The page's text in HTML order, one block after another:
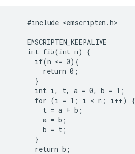
    #include <emscripten.h>
    EMSCRIPTEN_KEEPALIVE
    int fib(int n) {
      if(n <= 0){
        return 0;
      }
      int i, t, a = 0, b = 1;
      for (i = 1; i < n; i++) {
        t = a + b;
        a = b;
        b = t;
      }
      return b;